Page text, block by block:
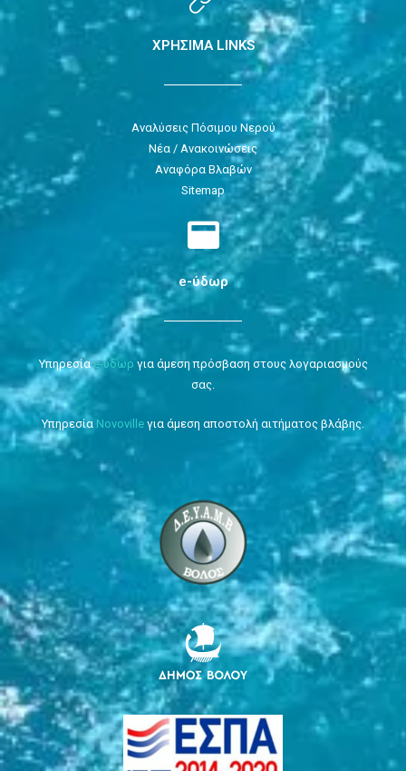
ΧΡΗΣΙΜΑ LINKS
Αναλύσεις Πόσιμου Νερού
Νέα / Ανακοινώσεις
Αναφόρα Βλαβών
Sitemap
e-ύδωρ
Υπηρεσίαe-ύδωρ για άμεση πρόσβαση στους λογαριασμούς
σας.
Υπηρεσία Novoville για άμεση αποστολή αιτήματος βλάβης.